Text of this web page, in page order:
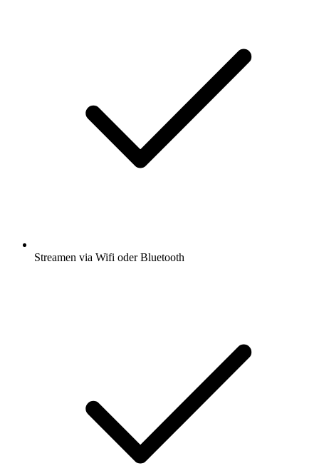
Streamen via Wifi oder Bluetooth